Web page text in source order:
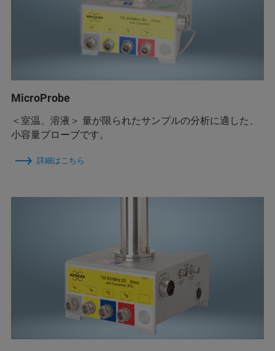
MicroProbe
＜室温、溶液＞ 量が限られたサンプルの分析に適した、
小容量プローブです。
詳細はこちら